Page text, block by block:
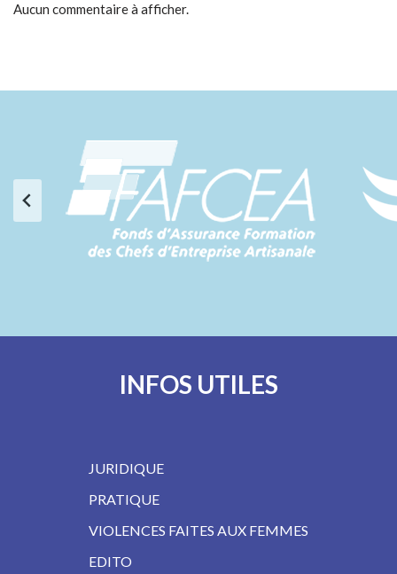
Aucun commentaire à afficher.
INFOS UTILES
JURIDIQUE
PRATIQUE
VIOLENCES FAITES AUX FEMMES
EDITO